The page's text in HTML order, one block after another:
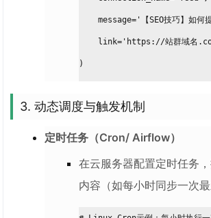
message='【SEO技巧】如何
link='https://站群域名
)
3. 动态调度与触发机制
定时任务（Cron/ Airflow）
在云服务器配置定时任务
内容（如每小时同步一次最